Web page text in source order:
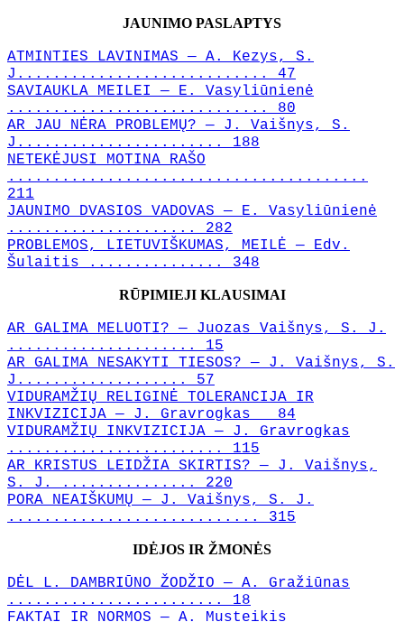
JAUNIMO PASLAPTYS
ATMINTIES LAVINIMAS — A. Kezys, S.
J............................ 47
SAVIAUKLA MEILEI — E. Vasyliūnienė
............................. 80
AR JAU NĖRA PROBLEMŲ? — J. Vaišnys, S.
J....................... 188
NETEKĖJUSI MOTINA RAŠO
........................................
211
JAUNIMO DVASIOS VADOVAS — E. Vasyliūnienė
..................... 282
PROBLEMOS, LIETUVIŠKUMAS, MEILĖ — Edv.
Šulaitis ............... 348
RŪPIMIEJI KLAUSIMAI
AR GALIMA MELUOTI? — Juozas Vaišnys, S. J.
..................... 15
AR GALIMA NESAKYTI TIESOS? — J. Vaišnys, S.
J................... 57
VIDURAMŽIŲ RELIGINĖ TOLERANCIJA IR
INKVIZICIJA — J. Gravrogkas 84
VIDURAMŽIŲ INKVIZICIJA — J. Gravrogkas
........................ 115
AR KRISTUS LEIDŽIA SKIRTIS? — J. Vaišnys,
S. J. ............... 220
PORA NEAIŠKUMŲ — J. Vaišnys, S. J.
............................ 315
IDĖJOS IR ŽMONĖS
DĖL L. DAMBRIŪNO ŽODŽIO — A. Gražiūnas
........................ 18
FAKTAI IR NORMOS — A. Musteikis